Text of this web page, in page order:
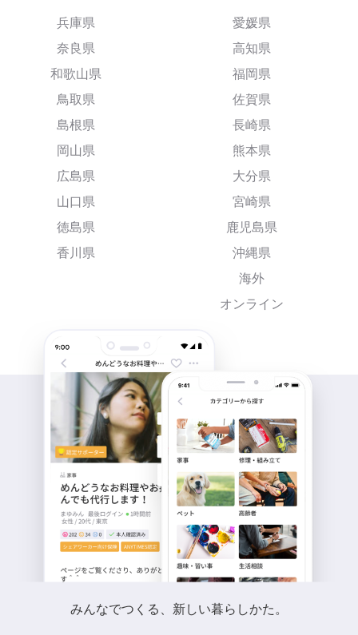
兵庫県
奈良県
和歌山県
鳥取県
島根県
岡山県
広島県
山口県
徳島県
香川県
愛媛県
高知県
福岡県
佐賀県
長崎県
熊本県
大分県
宮崎県
鹿児島県
沖縄県
海外
オンライン
みんなでつくる、新しい暮らしかた。